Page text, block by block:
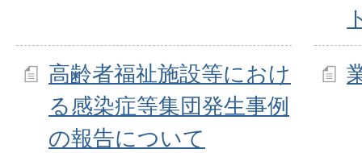
高齢者福祉施設等におけ
る感染症等集団発生事例
の報告について